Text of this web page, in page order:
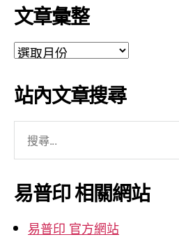
文章彙整
文
彙
整
站內文章搜尋
關
鍵
字:
易普印 相關網站
易普印 官方網站